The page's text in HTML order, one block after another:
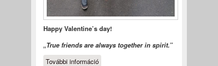
Happy Valentine’s day!
„True friends are always together in spirit.”
További információHappy Valentine’s day!